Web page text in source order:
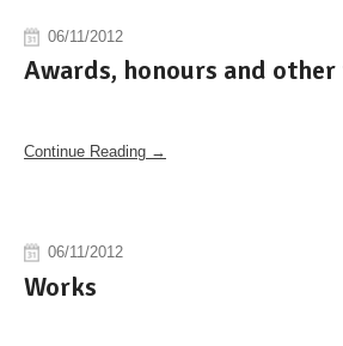
06/11/2012
Awards, honours and
Continue Reading →
06/11/2012
Works